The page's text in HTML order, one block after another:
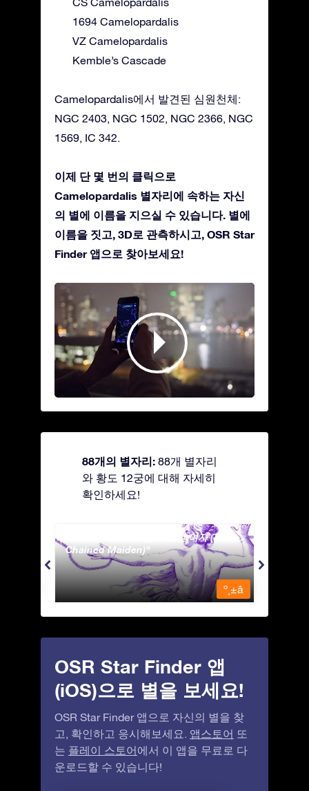
1694 Camelopardalis
VZ Camelopardalis
Kemble’s Cascade
Camelopardalis에서 발견된 심원천체:
NGC 2403, NGC 1502, NGC 2366, NGC
1569, IC 342.
이제 단 몇 번의 클릭으로
Camelopardalis 별자리에 속하는 자신
의 별에 이름을 지으실 수 있습니다. 별에
이름을 짓고, 3D로 관측하시고, OSR Star
Finder 앱으로 찾아보세요!
88개의 별자리: 88개 별자리
와 황도 12궁에 대해 자세히
확인하세요!
Andromeda - 사슬에 묶인 여자 (The
Chained Maiden)
º¸±â
OSR Star Finder 앱
(iOS)으로 별을 보세요!
OSR Star Finder 앱으로 자신의 별을 찾
고, 확인하고 응시해보세요. 앱스토어 또
는 플레이 스토어 에서 이 앱을 무료로 다
운로드할 수 있습니다!